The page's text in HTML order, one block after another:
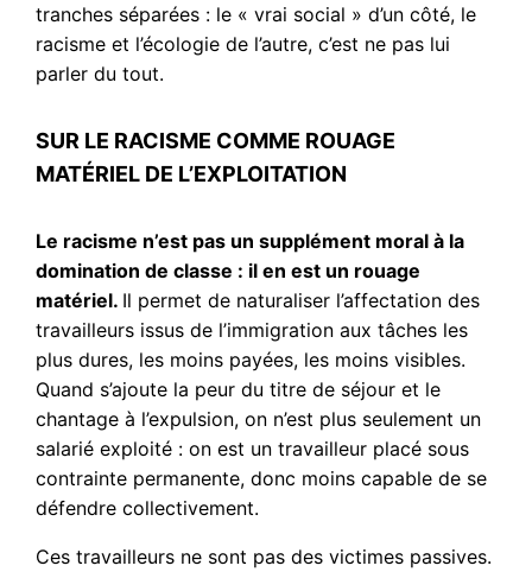
tranches séparées : le « vrai social » d’un côté, le
racisme et l’écologie de l’autre, c’est ne pas lui
parler du tout.
SUR LE RACISME COMME ROUAGE
MATÉRIEL DE L’EXPLOITATION
Le racisme n’est pas un supplément moral à la
domination de classe : il en est un rouage
matériel. Il permet de naturaliser l’affectation des
travailleurs issus de l’immigration aux tâches les
plus dures, les moins payées, les moins visibles.
Quand s’ajoute la peur du titre de séjour et le
chantage à l’expulsion, on n’est plus seulement un
salarié exploité : on est un travailleur placé sous
contrainte permanente, donc moins capable de se
défendre collectivement.
Ces travailleurs ne sont pas des victimes passives.